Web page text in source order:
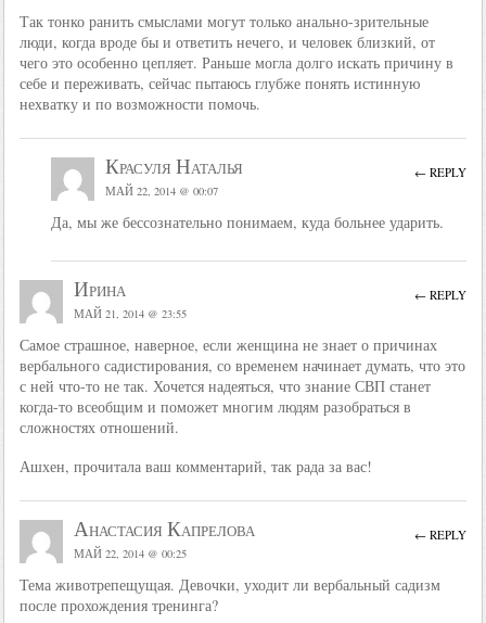
Так тонко ранить смыслами могут только анально-зрительные
люди, когда вроде бы и ответить нечего, и человек близкий, от
чего это особенно цепляет. Раньше могла долго искать причину в
себе и переживать, сейчас пытаюсь глубже понять истинную
нехватку и по возможности помочь.
Красуля Наталья
МАЙ 22, 2014 @ 00:07
Да, мы же бессознательно понимаем, куда больнее ударить.
← REPLY
Ирина
МАЙ 21, 2014 @ 23:55
Самое страшное, наверное, если женщина не знает о причинах
вербального садистирования, со временем начинает думать, что это
с ней что-то не так. Хочется надеяться, что знание СВП станет
когда-то всеобщим и поможет многим людям разобраться в
сложностях отношений.
Ашхен, прочитала ваш комментарий, так рада за вас!
← REPLY
Анастасия Капрелова
МАЙ 22, 2014 @ 00:25
Тема животрепещущая. Девочки, уходит ли вербальный садизм
после прохождения тренинга?
← REPLY